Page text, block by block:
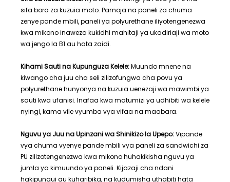
sifa bora za kuzuia moto. Pamoja na paneli za chuma
zenye pande mbili, paneli ya polyurethane iliyotengenezwa
kwa mikono inaweza kukidhi mahitaji ya ukadiriaji wa moto
wa jengo la B1 au hata zaidi.
Kihami Sauti na Kupunguza Kelele:Muundo mnene na
kiwango cha juu cha seli zilizofungwa cha povu ya
polyurethane hunyonya na kuzuia uenezaji wa mawimbi ya
sauti kwa ufanisi. Inafaa kwa matumizi ya udhibiti wa kelele
nyingi, kama vile vyumba vya vifaa na maabara.
Nguvu ya Juu na Upinzani wa Shinikizo la Upepo:Vipande
vya chuma vyenye pande mbili vya paneli za sandwichi za
PU zilizotengenezwa kwa mikono huhakikisha nguvu ya
jumla ya kimuundo ya paneli. Kijazaji cha ndani
hakipungui au kuharibika, na kudumisha uthabiti hata